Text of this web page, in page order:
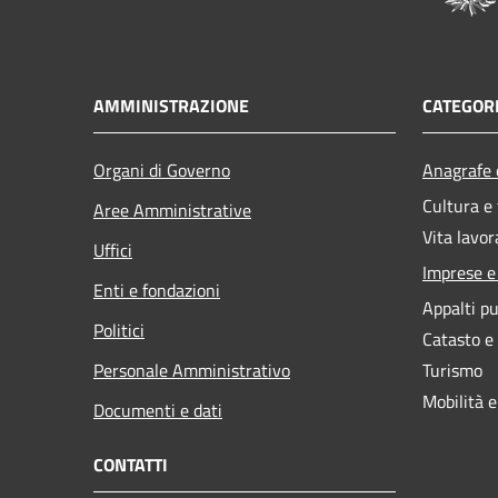
AMMINISTRAZIONE
Organi di Governo
Aree Amministrative
Uffici
Enti e fondazioni
Politici
Personale Amministrativo
Documenti e dati
Cultura
Vita
Imprese
Appalti
Catasto
Turismo
Mobilità
CONTATTI